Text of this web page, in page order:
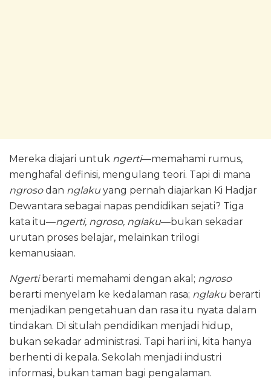
Mereka diajari untuk ngerti—memahami rumus,
menghafal definisi, mengulang teori. Tapi di mana
ngrosodan nglaku yang pernah diajarkan Ki Hadjar
Dewantara sebagai napas pendidikan sejati? Tiga
kata itu—ngerti, ngroso, nglaku—bukan sekadar
urutan proses belajar, melainkan trilogi
kemanusiaan.
Ngertiberarti memahami dengan akal; ngroso
berarti menyelam ke kedalaman rasa; nglaku berarti
menjadikan pengetahuan dan rasa itu nyata dalam
tindakan. Di situlah pendidikan menjadi hidup,
bukan sekadar administrasi. Tapi hari ini, kita hanya
berhenti di kepala. Sekolah menjadi industri
informasi, bukan taman bagi pengalaman.